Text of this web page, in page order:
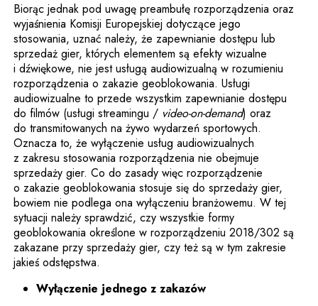
Biorąc jednak pod uwagę preambułę rozporządzenia oraz
wyjaśnienia Komisji Europejskiej dotyczące jego
stosowania, uznać należy, że zapewnianie dostępu lub
sprzedaż gier, których elementem są efekty wizualne
i dźwiękowe, nie jest usługą audiowizualną w rozumieniu
rozporządzenia o zakazie geoblokowania. Usługi
audiowizualne to przede wszystkim zapewnianie dostępu
do filmów (usługi streamingu / video-on-demand) oraz
do transmitowanych na żywo wydarzeń sportowych.
Oznacza to, że wyłączenie usług audiowizualnych
z zakresu stosowania rozporządzenia nie obejmuje
sprzedaży gier. Co do zasady więc rozporządzenie
o zakazie geoblokowania stosuje się do sprzedaży gier,
bowiem nie podlega ona wyłączeniu branżowemu. W tej
sytuacji należy sprawdzić, czy wszystkie formy
geoblokowania określone w rozporządzeniu 2018/302 są
zakazane przy sprzedaży gier, czy też są w tym zakresie
jakieś odstępstwa.
Wyłączenie jednego z zakazów